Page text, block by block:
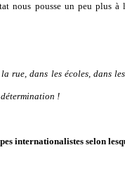
nous pousse un peu plus
rue, dans les écoles, dans
!
internationalistes selon